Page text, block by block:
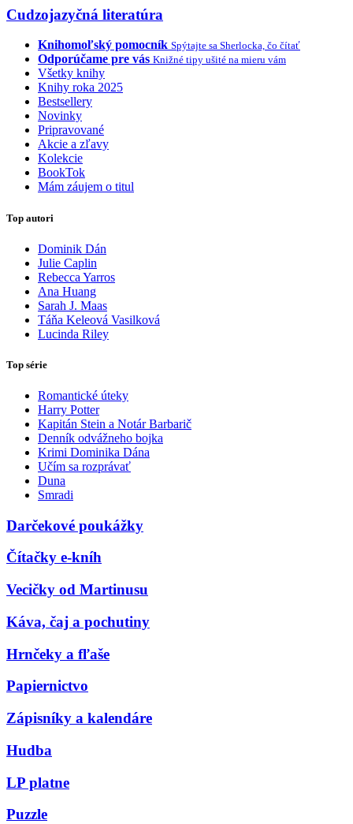
Cudzojazyčná literatúra
Knihomoľský pomocník Spýtajte sa Sherlocka, čo čítať
Odporúčame pre vás Knižné tipy ušité na mieru vám
Všetky knihy
Knihy roka 2025
Bestsellery
Novinky
Pripravované
Akcie a zľavy
Kolekcie
BookTok
Mám záujem o titul
Top autori
Dominik Dán
Julie Caplin
Rebecca Yarros
Ana Huang
Sarah J. Maas
Táňa Keleová Vasilková
Lucinda Riley
Top série
Romantické úteky
Harry Potter
Kapitán Stein a Notár Barbarič
Denník odvážneho bojka
Krimi Dominika Dána
Učím sa rozprávať
Duna
Smradi
Darčekové poukážky
Čítačky e-kníh
Vecičky od Martinusu
Káva, čaj a pochutiny
Hrnčeky a fľaše
Papiernictvo
Zápisníky a kalendáre
Hudba
LP platne
Puzzle